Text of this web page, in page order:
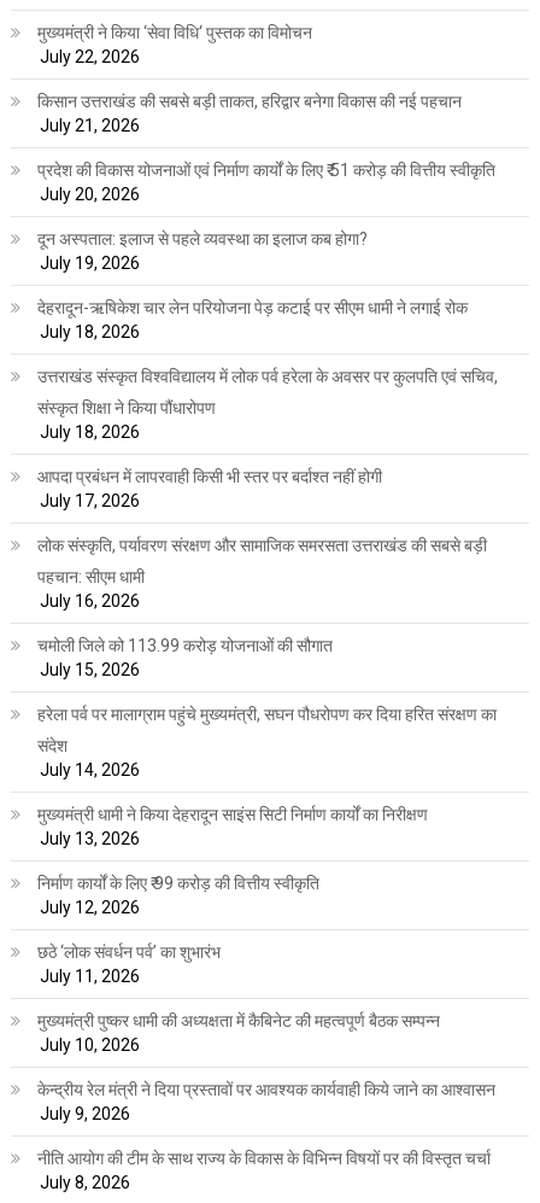
मुख्यमंत्री ने किया ‘सेवा विधि‘ पुस्तक का विमोचन
July 22, 2026
किसान उत्तराखंड की सबसे बड़ी ताकत, हरिद्वार बनेगा विकास की नई पहचान
July 21, 2026
प्रदेश की विकास योजनाओं एवं निर्माण कार्यों के लिए ₹ 51 करोड़ की वित्तीय स्वीकृति
July 20, 2026
दून अस्पताल: इलाज से पहले व्यवस्था का इलाज कब होगा?
July 19, 2026
देहरादून-ऋषिकेश चार लेन परियोजना पेड़ कटाई पर सीएम धामी ने लगाई रोक
July 18, 2026
उत्तराखंड संस्कृत विश्वविद्यालय में लोक पर्व हरेला के अवसर पर कुलपति एवं सचिव,
संस्कृत शिक्षा ने किया पौंधारोपण
July 18, 2026
आपदा प्रबंधन में लापरवाही किसी भी स्तर पर बर्दाश्त नहीं होगी
July 17, 2026
लोक संस्कृति, पर्यावरण संरक्षण और सामाजिक समरसता उत्तराखंड की सबसे बड़ी
पहचान: सीएम धामी
July 16, 2026
चमोली जिले को 113.99 करोड़ योजनाओं की सौगात
July 15, 2026
हरेला पर्व पर मालाग्राम पहुंचे मुख्यमंत्री, सघन पौधरोपण कर दिया हरित संरक्षण का
संदेश
July 14, 2026
मुख्यमंत्री धामी ने किया देहरादून साइंस सिटी निर्माण कार्यों का निरीक्षण
July 13, 2026
निर्माण कार्यों के लिए ₹ 99 करोड़ की वित्तीय स्वीकृति
July 12, 2026
छठे ‘लोक संवर्धन पर्व’ का शुभारंभ
July 11, 2026
मुख्यमंत्री पुष्कर धामी की अध्यक्षता में कैबिनेट की महत्वपूर्ण बैठक सम्पन्न
July 10, 2026
केन्द्रीय रेल मंत्री ने दिया प्रस्तावों पर आवश्यक कार्यवाही किये जाने का आश्वासन
July 9, 2026
नीति आयोग की टीम के साथ राज्य के विकास के विभिन्न विषयों पर की विस्तृत चर्चा
July 8, 2026